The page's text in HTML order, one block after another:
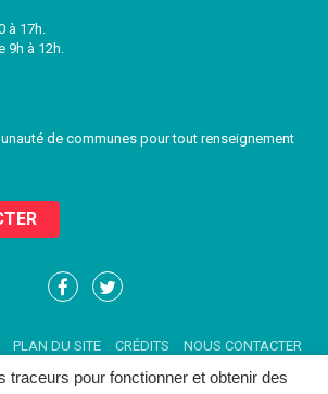
traceurs pour fonctionner et obtenir des
à 17h.
9h à 12h.
de communes pour tout renseignement
Lien
compte
Facebook
Lien
compte
Twitter
PLAN DU SITE CRÉDITS NOUS CONTACTER